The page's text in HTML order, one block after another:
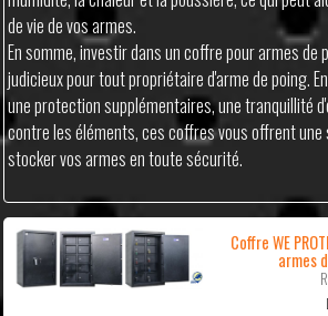
de vie de vos armes.
En somme, investir dans un coffre pour armes de
judicieux pour tout propriétaire d'arme de poing.
une protection supplémentaires, une tranquillité
contre les éléments, ces coffres vous offrent
stocker vos armes en toute sécurité.
Coffre WE
armes